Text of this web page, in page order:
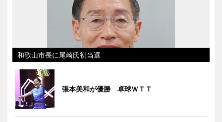
和歌山市長に尾崎氏初当選
張本美和が優勝 卓球ＷＴＴ